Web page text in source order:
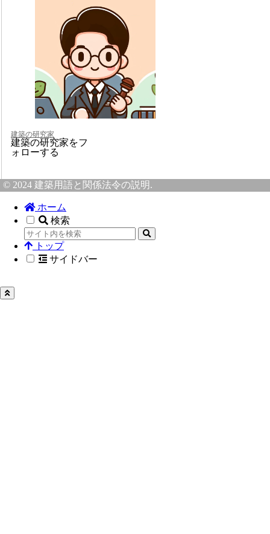
建築の研究家
建築の研究家をフ
ォローする
© 2024 建築用語と関係法令の説明.
ホーム
検索
トップ
サイドバー